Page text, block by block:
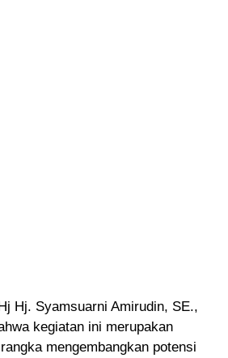
Hj. Syamsuarni Amirudin, SE.,
kegiatan ini merupakan
mengembangkan potensi